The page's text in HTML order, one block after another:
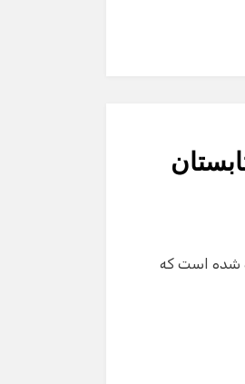
برای شما عزیزان آماده شده است که